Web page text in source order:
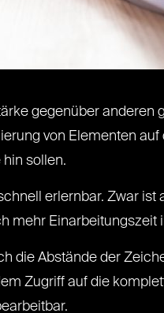
gegenüber anderen
von Elementen auf
sollen.
erlernbar. Zwar ist
mehr Einarbeitungszeit
die Abstände der
Zugriff auf die